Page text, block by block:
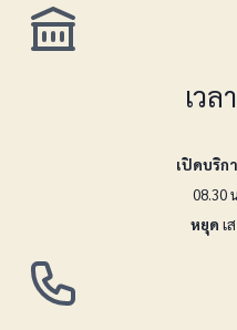
เวล
เปิดบริก
08.30
หยุด เ